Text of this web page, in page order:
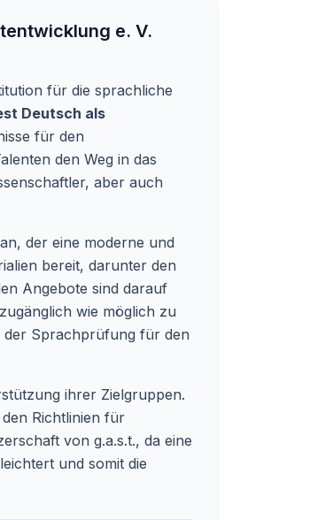
e. V.
für die sprachliche
Deutsch als
für den
den Weg in das
aber auch
an, der eine moderne und
bereit, darunter den
Angebote sind darauf
wie möglich zu
der Sprachprüfung für den
ihrer Zielgruppen.
Richtlinien für
von g.a.s.t., da eine
und somit die